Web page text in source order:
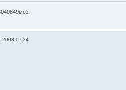
2008 07:34